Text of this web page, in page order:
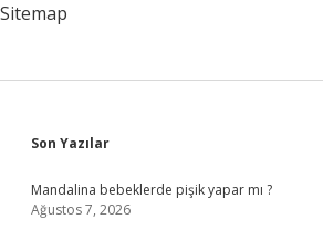
Sitemap
Sidebar
Son Yazılar
Mandalina bebeklerde pişik yapar mı ?
Ağustos 7, 2026